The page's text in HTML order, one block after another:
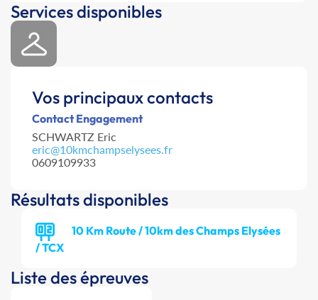
Services disponibles
Vos principaux contacts
Contact Engagement
SCHWARTZ Eric
eric@10kmchampselysees.fr
0609109933
Résultats disponibles
10 Km Route / 10km des Champs Elysées
/ TCX
Liste des épreuves